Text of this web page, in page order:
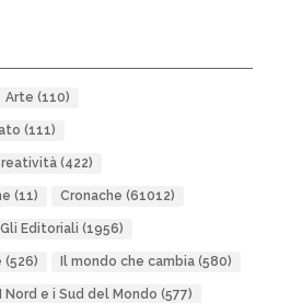
Arte (110)
(111)
(422)
(11) Cronache (61012)
Gli Editoriali (1956)
(526) Il mondo che cambia(580)
I Nord e i Sud del Mondo (577)